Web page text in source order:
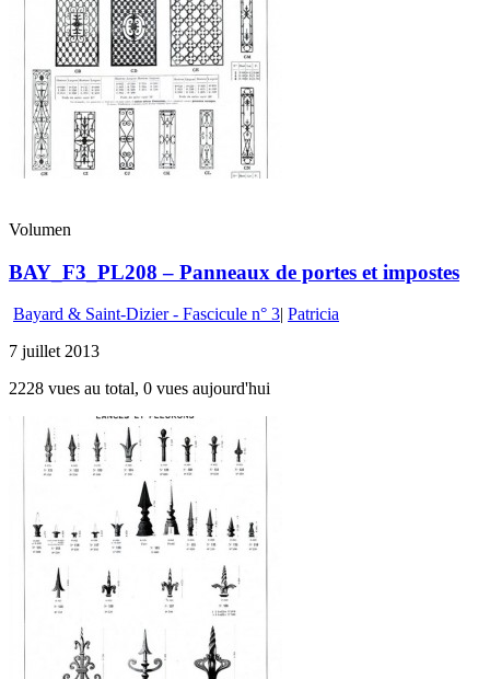
Volumen
BAY_F3_PL208 – Panneaux de portes et impostes
Bayard & Saint-Dizier - Fascicule n° 3| Patricia
7 juillet 2013
2228 vues au total, 0 vues aujourd'hui